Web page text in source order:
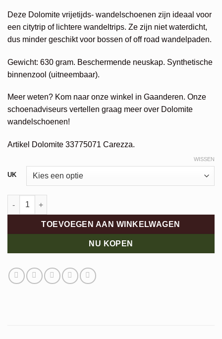
Deze Dolomite vrijetijds- wandelschoenen zijn ideaal voor
een citytrip of lichtere wandeltrips. Ze zijn niet waterdicht,
dus minder geschikt voor bossen of off road wandelpaden.
Gewicht: 630 gram. Beschermende neuskap. Synthetische
binnenzool (uitneembaar).
Meer weten? Kom naar onze winkel in Gaanderen. Onze
schoenadviseurs vertellen graag meer over Dolomite
wandelschoenen!
Artikel Dolomite 33775071 Carezza.
UK
WISSEN
Dolomite Carezza Knit WS aantal
TOEVOEGEN AAN WINKELWAGEN
NU KOPEN
Alternative: